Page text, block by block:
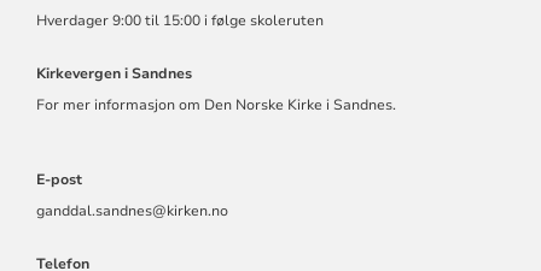
Hverdager 9:00 til 15:00 i følge skoleruten
Kirkevergen i Sandnes
For mer informasjon om Den Norske Kirke i Sandnes.
E-post
ganddal.sandnes@kirken.no
Telefon